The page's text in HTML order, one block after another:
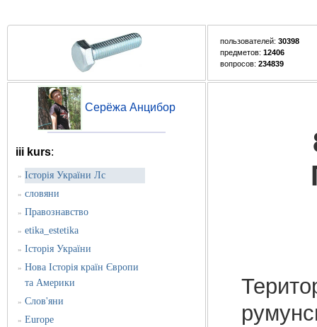
пользователей: 30398
предметов: 12406
вопросов: 234839
Серёжа Анцибор
iii kurs:
» Історія України Лс
» словяни
» Правознавство
» etika_estetika
» Історія України
» Нова Історія країн Європи
та Америки
» Слов'яни
» Europe